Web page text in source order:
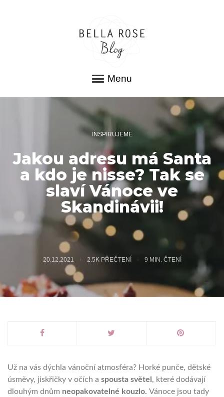
Menu
INSPIRUJEME
Jakou adresu má Santa
a kdo je nisse? Tak se
slaví Vánoce ve
Skandinávii!
20.12.2021 2.5K PŘEČTENÍ 9 MIN. ČTENÍ
Už na vás dýchla vánoční atmosféra? Horké punče, dětské
úsměvy, jiskřičky v očích a spousta světel , které dodávají
dlouhým dnům neopakovatelné kouzlo. Vánoce jsou tady